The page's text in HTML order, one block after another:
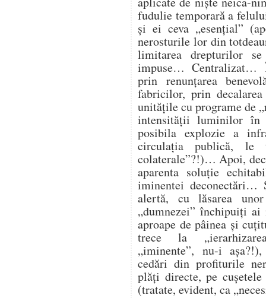
fudulie temporară a
și ei ceva „esențial”
nerosturile lor din
limitarea drepturilor
impuse… Centralizat…
prin renunțarea
fabricilor, prin
unitățile cu programe de
intensității luminilor în
posibila explozie a
circulația publică, le
colaterale”?!)… Apoi,
aparenta soluție
iminentei deconectări…
alertă, cu lăsarea
„dumnezei” închipuiți
aproape de pâinea și
trece la
„iminente”, nu-i
cedări din profiturile
plăți directe, pe
(tratate, evident, ca